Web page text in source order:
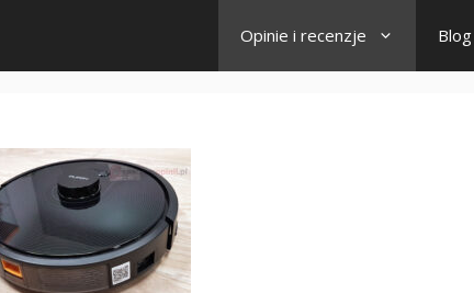
Opinie i recenzje Blog